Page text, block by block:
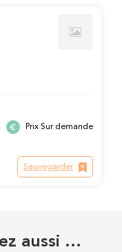
Prix Sur demande
Sauvegarder
aussi …